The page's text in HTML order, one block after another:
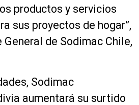
productos y servicios
sus proyectos de hogar”,
de Sodimac Chile,
Sodimac
aumentará su surtido